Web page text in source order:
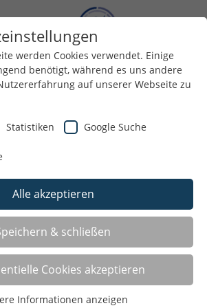
LISTE
werden Cookies verwendet. Einige
benötigt, während es uns andere
auf unserer Webseite zu
Statistiken Google Suche
Alle akzeptieren
& schließen
Cookies akzeptieren
Informationen anzeigen